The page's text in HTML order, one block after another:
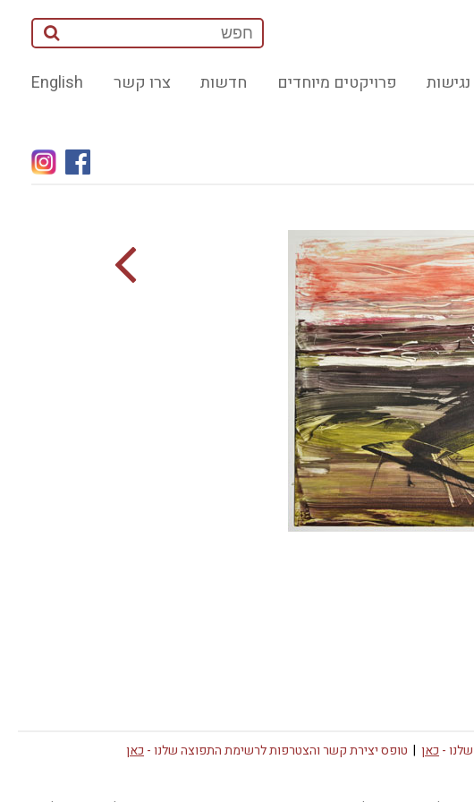
English צרו קשר חדשות פרויקטים מיוחדים
- כאן | טופס יצירת קשר והצטרפות לרשימת התפוצה שלנו - כאן